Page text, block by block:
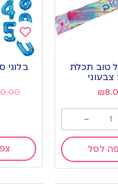
טוב תכלת
₪
-
לסל
Add
wishlist
בלוני